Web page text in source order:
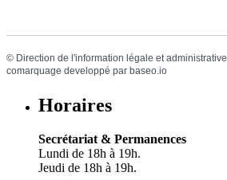
© Direction de l'information légale et administrative
comarquage developpé par baseo.io
Horaires
Secrétariat & Permanences
Lundi de 18h à 19h.
Jeudi de 18h à 19h.